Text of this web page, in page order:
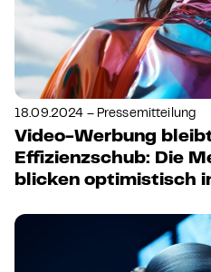
18.09.2024 – Pressemitteilung
Video-Werbung
Effizienzschub: Die
blicken optimistisch